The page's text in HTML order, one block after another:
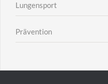
Lungensport
Prävention